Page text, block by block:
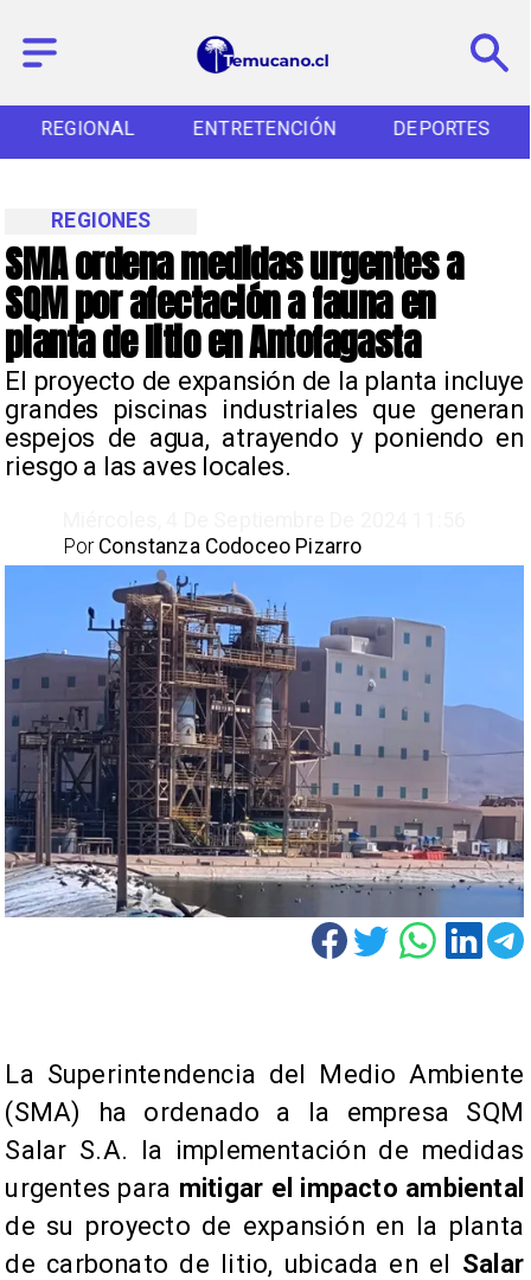
REGIONAL ENTRETENCIÓN DEPORTES
SMA ordena medidas urgentes a
SQM por afectación a fauna en
planta de litio en Antofagasta
​El proyecto de expansión de la planta incluye
grandes piscinas industriales que generan
espejos de agua, atrayendo y poniendo en
riesgo a las aves locales.
REGIONES
Constanza Codoceo Pizarro
Por
La Superintendencia del Medio Ambiente
(SMA) ha ordenado a la empresa SQM
Salar S.A. la implementación de medidas
urgentes para mitigar el impacto ambiental
de su proyecto de expansión en la planta
de carbonato de litio, ubicada en el Salar